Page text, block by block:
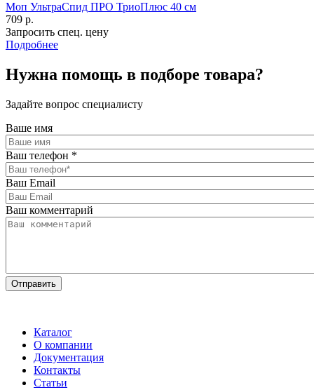
Моп УльтраСпид ПРО ТриоПлюс 40 см
709 р.
Запросить спец. цену
Подробнее
Нужна помощь в подборе товара?
Задайте вопрос специалисту
Ваше имя
Ваш телефон *
Ваш Email
Ваш комментарий
Каталог
О компании
Документация
Контакты
Статьи